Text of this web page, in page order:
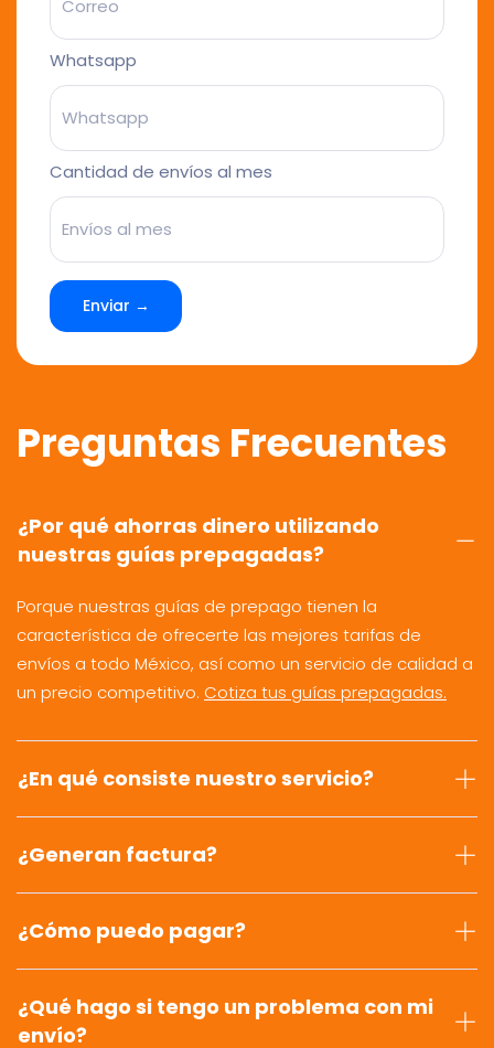
Whatsapp
Cantidad de envíos al mes
Enviar →
Preguntas Frecuentes
¿Por qué ahorras dinero utilizando
nuestras guías prepagadas?
Porque nuestras guías de prepago tienen la
característica de ofrecerte las mejores tarifas de
envíos a todo México, así como un servicio de calidad a
un precio competitivo. Cotiza tus guías prepagadas.
¿En qué consiste nuestro servicio?
¿Generan factura?
¿Cómo puedo pagar?
¿Qué hago si tengo un problema con mi
envío?